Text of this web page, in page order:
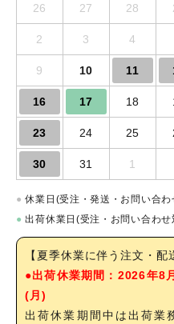
26 27 28
2 3 4
9 10 11
16 17 18
23 24 25
30 31 1
● 休業日(受注・発送・お問い合わ
● 出荷休業日(受注・お問い合わせ
【夏季休業に伴う注文・配
●出荷休業期間：2026年8
(月)
出荷休業期間中は出荷業